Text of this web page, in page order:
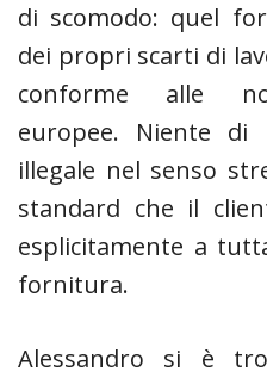
di scomodo: quel
dei propri scarti di
conforme alle
europee. Niente di
illegale nel senso
standard che il
esplicitamente a
fornitura.
Alessandro si è